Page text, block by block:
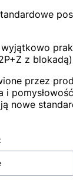
wyjątkowo
z
przez
i
nowe